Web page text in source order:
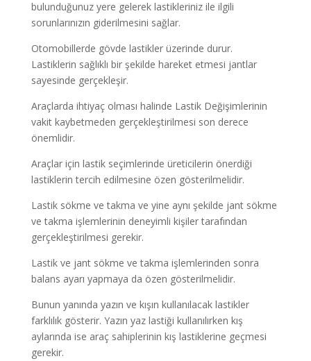
bulunduğunuz yere gelerek lastikleriniz ile ilgili
sorunlarınızın giderilmesini sağlar.
Otomobillerde gövde lastikler üzerinde durur.
Lastiklerin sağlıklı bir şekilde hareket etmesi jantlar
sayesinde gerçekleşir.
Araçlarda ihtiyaç olması halinde Lastik Değişimlerinin
vakit kaybetmeden gerçekleştirilmesi son derece
önemlidir.
Araçlar için lastik seçimlerinde üreticilerin önerdiği
lastiklerin tercih edilmesine özen gösterilmelidir.
Lastik sökme ve takma ve yine aynı şekilde jant sökme
ve takma işlemlerinin deneyimli kişiler tarafından
gerçekleştirilmesi gerekir.
Lastik ve jant sökme ve takma işlemlerinden sonra
balans ayarı yapmaya da özen gösterilmelidir.
Bunun yanında yazın ve kışın kullanılacak lastikler
farklılık gösterir. Yazın yaz lastiği kullanılırken kış
aylarında ise araç sahiplerinin kış lastiklerine geçmesi
gerekir.